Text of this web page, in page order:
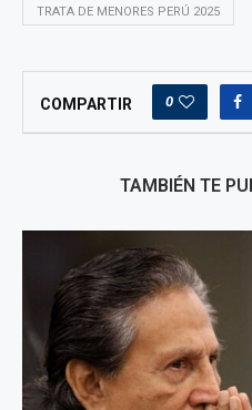
TRATA DE MENORES PERÚ 2025
COMPARTIR 0
TAMBIÉN TE